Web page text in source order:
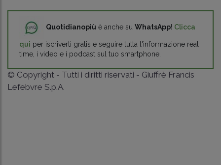
Quotidianopiù è anche su WhatsApp! Clicca
qui per iscriverti gratis e seguire tutta l'informazione real
time, i video e i podcast sul tuo smartphone.
© Copyright - Tutti i diritti riservati - Giuffrè Francis
Lefebvre S.p.A.